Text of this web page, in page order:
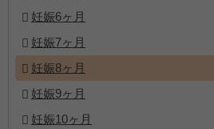
妊娠6ヶ月
妊娠7ヶ月
妊娠8ヶ月
妊娠9ヶ月
妊娠10ヶ月